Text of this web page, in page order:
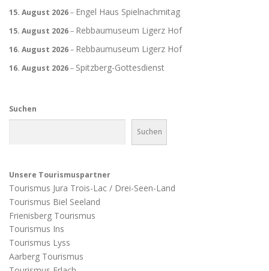
15. August 2026– Engel Haus Spielnachmitag
15. August 2026– Rebbaumuseum Ligerz Hof
16. August 2026– Rebbaumuseum Ligerz Hof
16. August 2026– Spitzberg-Gottesdienst
Suchen
Suchen
Unsere Tourismuspartner
Tourismus Jura Trois-Lac / Drei-Seen-Land
Tourismus Biel Seeland
Frienisberg Tourismus
Tourismus Ins
Tourismus Lyss
Aarberg Tourismus